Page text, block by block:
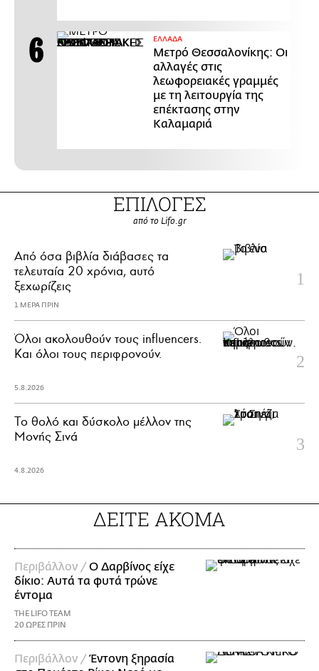
ΕΛΛΑΔΑ
Μετρό Θεσσαλονίκης: Οι
αλλαγές στις
λεωφορειακές γραμμές
με τη λειτουργία της
επέκτασης στην
Καλαμαριά
ΕΠΙΛΟΓΕΣ
από το Lifo.gr
Από όσα βιβλία διάβασες τα
τελευταία 20 χρόνια, αυτό
ξεχωρίζεις
1 ΜΕΡΑ ΠΡΙΝ
Όλοι ακολουθούν τους influencers.
Και όλοι τους περιφρονούν.
5.8.2026
Το θολό και δύσκολο μέλλον της
Μονής Σινά
4.8.2026
ΔΕΙΤΕ ΑΚΟΜΑ
Περιβάλλον /Ο Δαρβίνος είχε
δίκιο: Αυτά τα φυτά τρώνε
έντομα
THE LIFO TEAM
20 ΩΡΕΣ ΠΡΙΝ
Περιβάλλον /Έντονη ξηρασία